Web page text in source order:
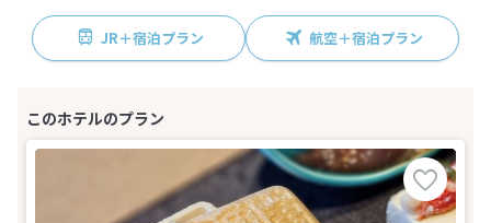
JR＋宿泊プラン 航空＋宿泊プラン